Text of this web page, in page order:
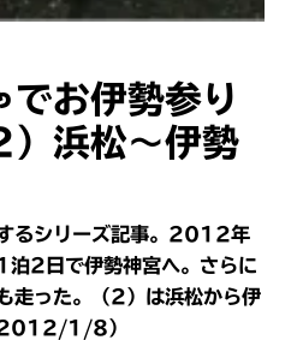
でお伊勢参り
浜松〜伊勢
るシリーズ記事。2012年
泊2日で伊勢神宮へ。さらに
走った。（2）は浜松から伊
2012/1/8）